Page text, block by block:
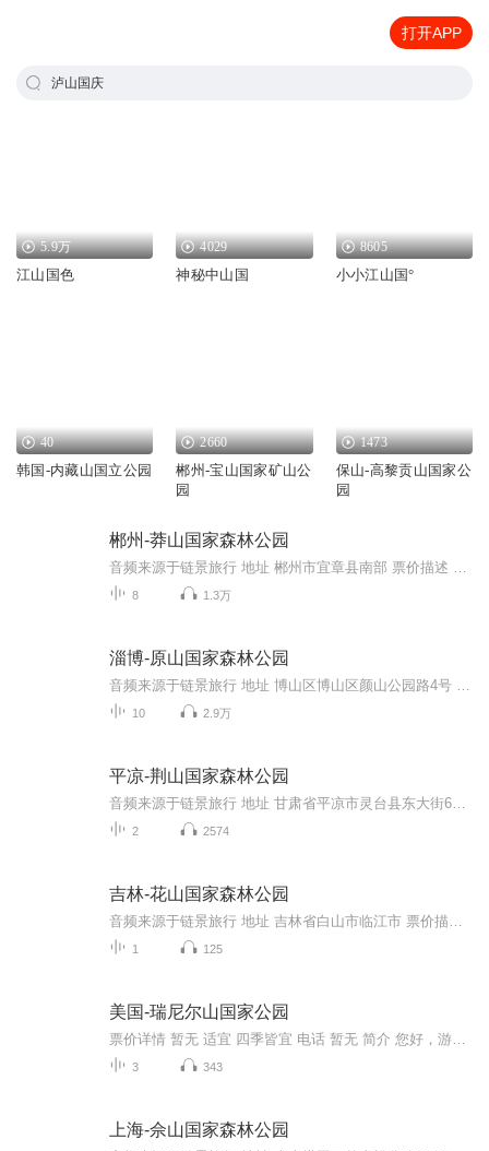
打开APP
泸山国庆
5.9万
江山国色
4029
神秘中山国
8605
小小江山国°
40
韩国-内藏山国立公园
2660
郴州-宝山国家矿山公
园
1473
保山-高黎贡山国家公
园
郴州-莽山国家森林公园
8 1.3万
淄博-原山国家森林公园
10 2.9万
平凉-荆山国家森林公园
2 2574
吉林-花山国家森林公园
1 125
美国-瑞尼尔山国家公园
3 343
上海-佘山国家森林公园